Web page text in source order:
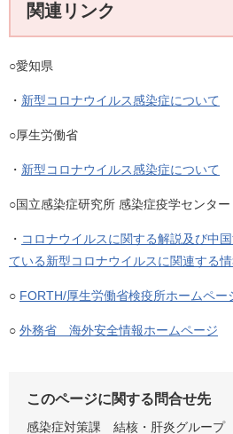
関連リンク
○愛知県
・ 新型コロナウイルス感染症について
○厚生労働省
・ 新型コロナウイルス感染症について
○国立感染症研究所 感染症疫学センター
・ コロナウイルスに関する解説及び中
ている新型コロナウイルスに関連する
○ FORTH/厚生労働省検疫所ホームペー
○ 外務省 海外安全情報ホームページ
このページに関する問合せ先
感染症対策課
結核・肝炎グループ